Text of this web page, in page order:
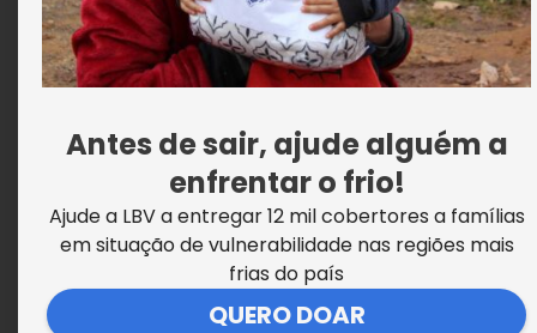
Cuidados com a saúde dos olhos em
crianças na idade escolar
Antes de sair, ajude alguém a
enfrentar o frio!
Ajude a LBV a entregar 12 mil cobertores a famílias
em situação de vulnerabilidade nas regiões mais
frias do país
QUERO DOAR